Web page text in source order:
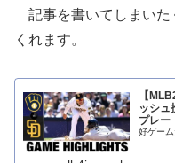
記事を書いてしまいた
くれます。
【
ッシュ
プレー
好ゲー